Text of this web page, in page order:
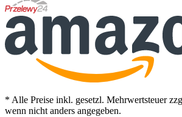
* Alle Preise inkl. gesetzl. Mehrwertsteuer
wenn nicht anders angegeben.